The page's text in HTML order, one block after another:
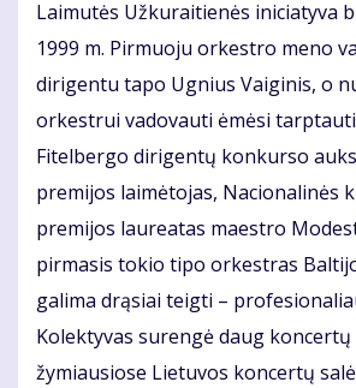
Laimutės Užkuraitienės iniciatyva
1999 m. Pirmuoju orkestro meno
dirigentu tapo Ugnius Vaiginis, o
orkestrui vadovauti ėmėsi
Fitelbergo dirigentų konkurso
premijos laimėtojas, Nacionalinės
premijos laureatas maestro
pirmasis tokio tipo orkestras
galima drąsiai teigti –
Kolektyvas surengė daug
žymiausiose Lietuvos koncertų